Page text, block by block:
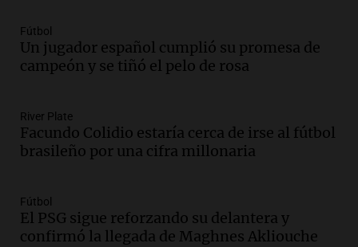
traerá más lluvias y eventos extremos
durante la primavera
Informados al regreso
restablecer el servicio de electricidad
tras fuertes vientos
Panorama Federal
Audio.
los empresarios del país cree que la
economía mejorará el próximo año
Fútbol
Un jugador español cumplió su promesa de
campeón y se tiñó el pelo de rosa
River Plate
Facundo Colidio estaría cerca de irse al fútbol
brasileño por una cifra millonaria
Fútbol
El PSG sigue reforzando su delantera y
confirmó la llegada de Maghnes Akliouche